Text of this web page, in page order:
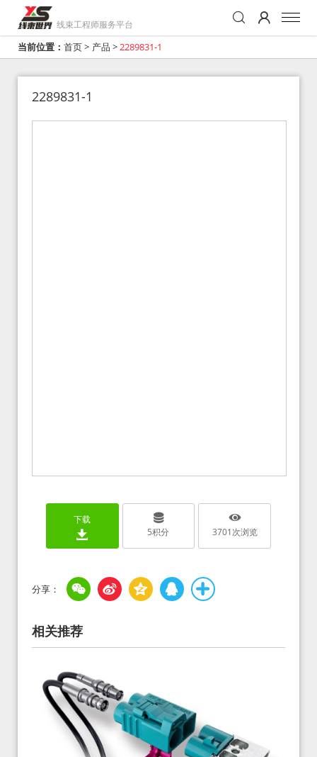
线束工程师服务平台
当前位置： 首页> 产品 >2289831-1
2289831-1
下载
5积分 3701次浏览
相关推荐